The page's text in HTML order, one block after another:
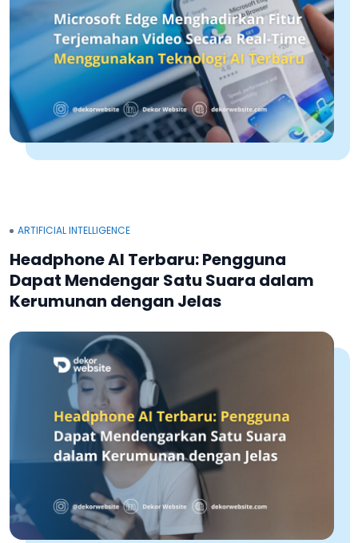
ARTIFICIAL INTELLIGENCE
Headphone AI Terbaru: Pengguna
Dapat Mendengar Satu Suara dalam
Kerumunan dengan Jelas